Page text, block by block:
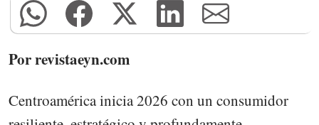
Por revistaeyn.com
Centroamérica inicia 2026 con un consumidor